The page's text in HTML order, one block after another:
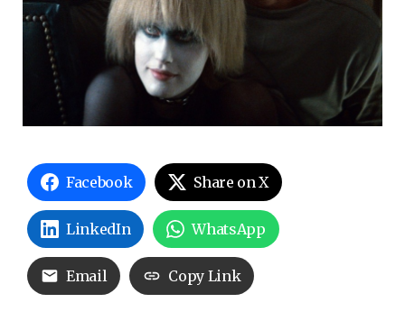
Facebook Share on X
LinkedIn WhatsApp
Email Copy Link